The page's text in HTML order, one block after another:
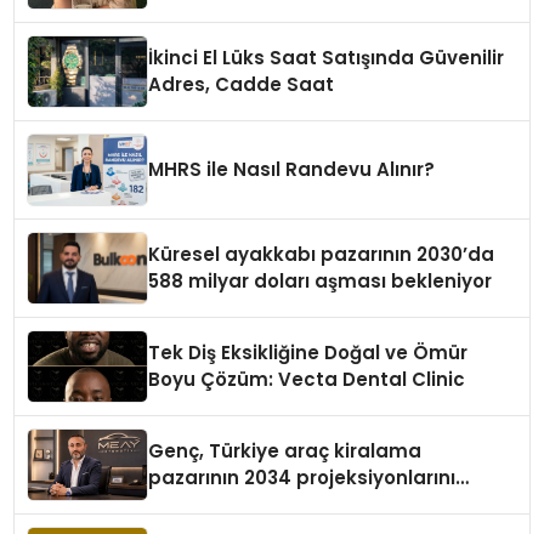
İkinci El Lüks Saat Satışında Güvenilir
Adres, Cadde Saat
MHRS ile Nasıl Randevu Alınır?
Küresel ayakkabı pazarının 2030’da
588 milyar doları aşması bekleniyor
Tek Diş Eksikliğine Doğal ve Ömür
Boyu Çözüm: Vecta Dental Clinic
Genç, Türkiye araç kiralama
pazarının 2034 projeksiyonlarını